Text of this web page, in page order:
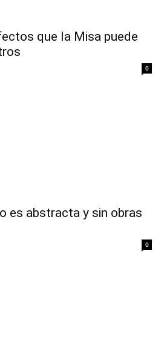
que la Misa puede
0
es abstracta y sin obras
0